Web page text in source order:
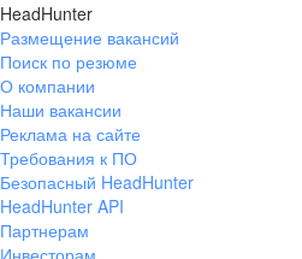
HeadHunter
Размещение вакансий
Поиск по резюме
О компании
Наши вакансии
Реклама на сайте
Требования к ПО
Безопасный HeadHunter
HeadHunter API
Партнерам
Инвесторам